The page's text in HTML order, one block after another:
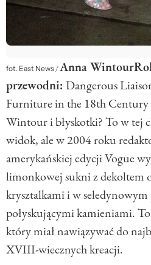
fot. East News/Anna Wintour
przewodni: Dangerous
Furniture in the 18th Century
Wintour i błyskotki? To w tej
widok, ale w 2004 roku
amerykańskiej edycji Vogue
limonkowej sukni z dekoltem
krysztalkami i w seledynowym
połyskującymi kamieniami.
który miał nawiązywać do
XVIII-wiecznych kreacji.